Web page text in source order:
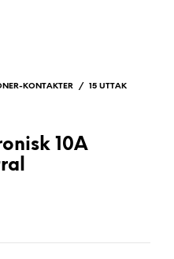
KONTAKTER /
15 UTTAK
10A